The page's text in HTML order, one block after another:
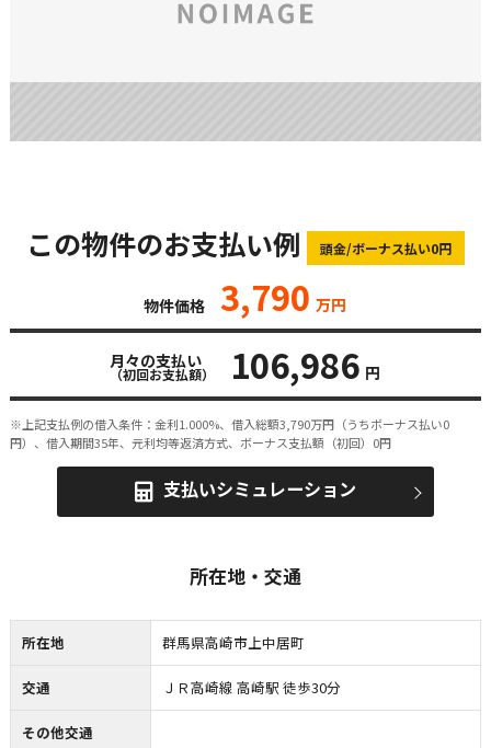
この物件のお支払い例 頭金/ボーナス払い0円
物件価格 3,790 万円
月々の支払い
（初回お支払額） 106,986 円
※上記支払例の借入条件：金利1.000%、借入総額3,790万円（うちボーナス払い0
円）、借入期間35年、元利均等返済方式、ボーナス支払額（初回）0円
支払いシミュレーション
所在地・交通
所在地 群馬県高崎市上中居町
交通 ＪＲ高崎線 高崎駅 徒歩30分
その他交通